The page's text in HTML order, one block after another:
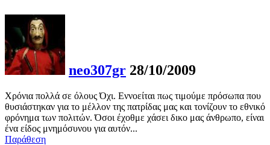
neo307gr 28/10/2009
Χρόνια πολλά σε όλους Όχι. Εννοείται πως τιμούμε πρόσωπα που
θυσιάστηκαν για το μέλλον της πατρίδας μας και τονίζουν το εθνικό
φρόνημα των πολιτών. Όσοι έχοθμε χάσει δικο μας άνθρωπο, είναι
ένα είδος μνημόσυνου για αυτόν...
Παράθεση